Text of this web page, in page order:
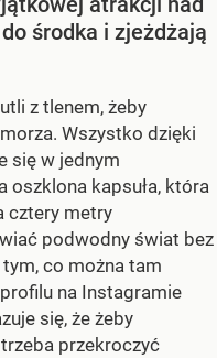
środka i zjeżdżają
z tlenem, żeby
Wszystko dzięki
się w jednym
oszklona kapsuła, która
cztery metry
podwodny świat bez
co można tam
na Instagramie
się, że żeby
przekroczyć